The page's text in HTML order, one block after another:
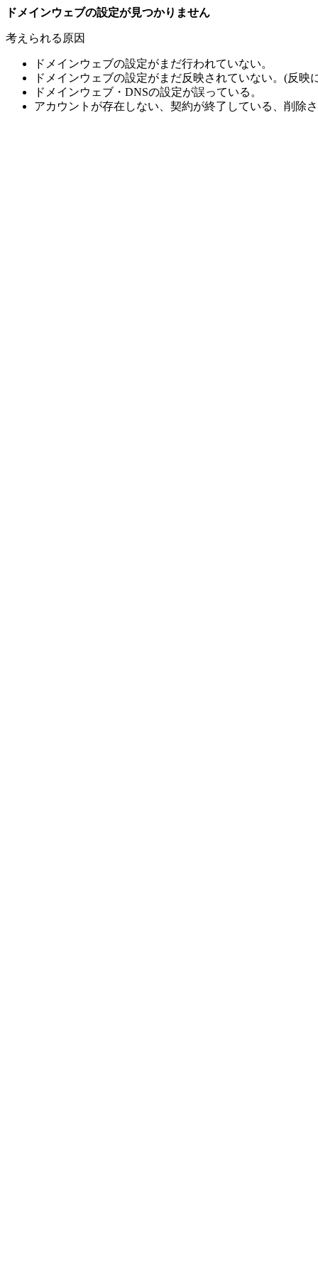
ドメインウェブの設定が見つかりません
考えられる原因
ドメインウェブの設定がまだ行われていない。
ドメインウェブの設定がまだ反映されていない。(反
ドメインウェブ・DNSの設定が誤っている。
アカウントが存在しない、契約が終了している、削除